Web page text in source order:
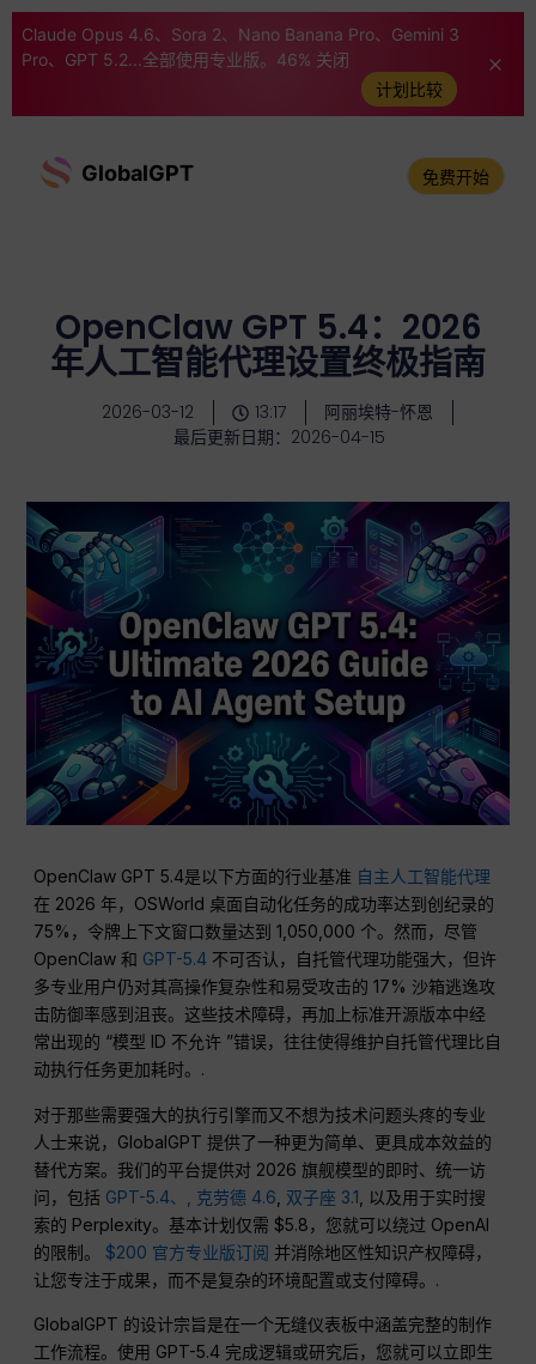
Claude Opus 4.6、Sora 2、Nano Banana Pro、Gemini 3
Pro、GPT 5.2...全部使用专业版。46% 关闭
计划比较
GlobalGPT 免费开始
OpenClaw GPT 5.4：2026
年人工智能代理设置终极指南
2026-03-12 13:17
阿丽埃特-怀恩
最后更新日期：2026-04-15
OpenClaw GPT 5.4是以下方面的行业基准 自主人工智能代理
在 2026 年，OSWorld 桌面自动化任务的成功率达到创纪录的
75%，令牌上下文窗口数量达到 1,050,000 个。然而，尽管
OpenClaw 和 GPT-5.4 不可否认，自托管代理功能强大，但许
多专业用户仍对其高操作复杂性和易受攻击的 17% 沙箱逃逸攻
击防御率感到沮丧。这些技术障碍，再加上标准开源版本中经
常出现的 “模型 ID 不允许 ”错误，往往使得维护自托管代理比自
动执行任务更加耗时。.
对于那些需要强大的执行引擎而又不想为技术问题头疼的专业
人士来说，GlobalGPT 提供了一种更为简单、更具成本效益的
替代方案。我们的平台提供对 2026 旗舰模型的即时、统一访
问，包括 GPT-5.4、, 克劳德 4.6 双子座 3.1 , 以及用于实时搜
索的 Perplexity。基本计划仅需 $5.8，您就可以绕过 OpenAI
的限制。$200 官方专业版订阅 并消除地区性知识产权障碍，
让您专注于成果，而不是复杂的环境配置或支付障碍。.
GlobalGPT 的设计宗旨是在一个无缝仪表板中涵盖完整的制作
工作流程。使用 GPT-5.4 完成逻辑或研究后，您就可以立即生